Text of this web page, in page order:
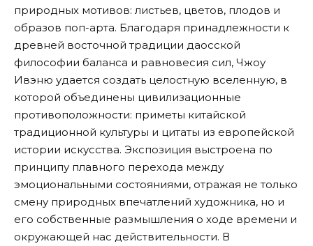
природных мотивов: листьев, цветов, плодов и
образов поп-арта. Благодаря принадлежности к
древней восточной традиции даосской
философии баланса и равновесия сил, Чжоу
Ивэню удается создать целостную вселенную, в
которой объединены цивилизационные
противоположности: приметы китайской
традиционной культуры и цитаты из европейской
истории искусства. Экспозиция выстроена по
принципу плавного перехода между
эмоциональными состояниями, отражая не только
смену природных впечатлений художника, но и
его собственные размышления о ходе времени и
окружающей нас действительности. В